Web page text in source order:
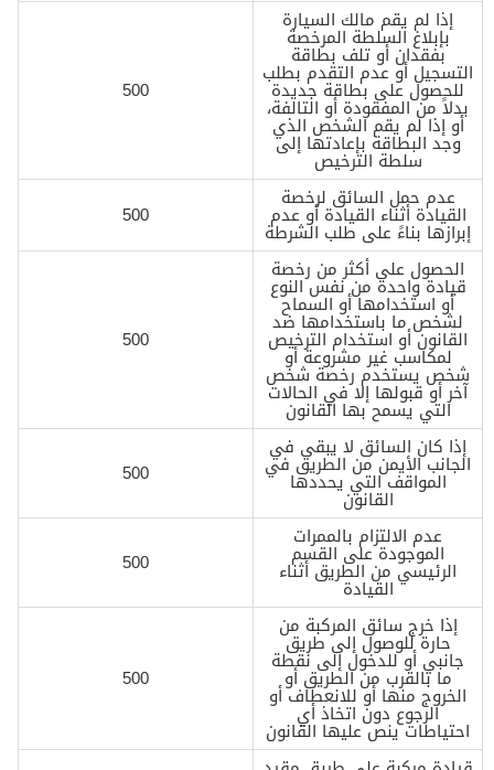
إذا لم يقم مالك السيارة
بإبلاغ السلطة المرخصة
بفقدان أو تلف بطاقة
التسجيل أو عدم التقدم بطلب
للحصول على بطاقة جديدة
بدلاً من المفقودة أو التالفة،
أو إذا لم يقم الشخص الذي
وجد البطاقة بإعادتها إلى
سلطة الترخيص
500
عدم حمل السائق لرخصة
القيادة أثناء القيادة أو عدم
إبرازها بناءً على طلب الشرطة
500
الحصول على أكثر من رخصة
قيادة واحدة من نفس النوع
أو استخدامها أو السماح
لشخص ما باستخدامها ضد
القانون أو استخدام الترخيص
لمكاسب غير مشروعة أو
شخص يستخدم رخصة شخص
آخر أو قبولها إلا في الحالات
التي يسمح بها القانون
500
إذا كان السائق لا يبقى في
الجانب الأيمن من الطريق في
المواقف التي يحددها
القانون
500
عدم الالتزام بالممرات
الموجودة على القسم
الرئيسي من الطريق أثناء
القيادة
500
إذا خرج سائق المركبة من
حارة للوصول إلى طريق
جانبي أو للدخول إلى نقطة
ما بالقرب من الطريق أو
الخروج منها أو للانعطاف أو
الرجوع دون اتخاذ أي
احتياطات ينص عليها القانون
500